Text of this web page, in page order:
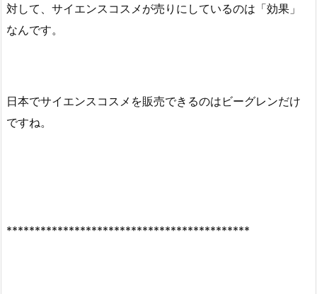
対して、サイエンスコスメが売りにしているのは「効果」
なんです。
日本でサイエンスコスメを販売できるのはビーグレンだけ
ですね。
*******************************************